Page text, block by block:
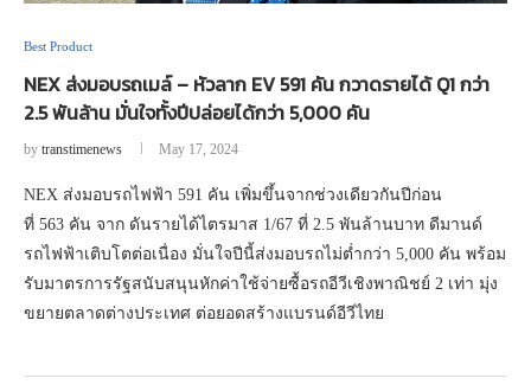
Best Product
NEX ส่งมอบรถเมล์ – หัวลาก EV 591 คัน กวาดรายได้ Q1 กว่า
2.5 พันล้าน มั่นใจทั้งปีปล่อยได้กว่า 5,000 คัน
by transtimenews May 17, 2024
NEX ส่งมอบรถไฟฟ้า 591 คัน เพิ่มขึ้นจากช่วงเดียวกันปีก่อน
ที่ 563 คัน จาก ดันรายได้ไตรมาส 1/67 ที่ 2.5 พันล้านบาท ดีมานด์
รถไฟฟ้าเติบโตต่อเนื่อง มั่นใจปีนี้ส่งมอบรถไม่ต่ำกว่า 5,000 คัน พร้อม
รับมาตรการรัฐสนับสนุนหักค่าใช้จ่ายซื้อรถอีวีเชิงพาณิชย์ 2 เท่า มุ่ง
ขยายตลาดต่างประเทศ ต่อยอดสร้างแบรนด์อีวีไทย